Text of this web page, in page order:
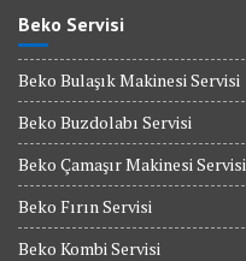
Beko Servisi
Beko Bulaşık Makinesi Servisi
Beko Buzdolabı Servisi
Beko Çamaşır Makinesi Servisi
Beko Fırın Servisi
Beko Kombi Servisi